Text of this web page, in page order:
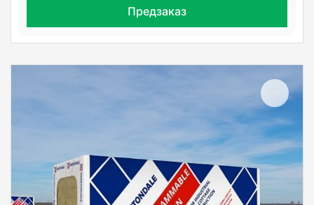
Предзаказ